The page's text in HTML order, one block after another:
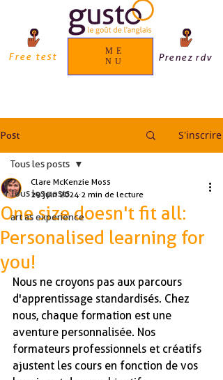
Free test
ME
NU
Prenez rdv
Post S'inscrire
Tous les posts
art as experience
Tous les posts
One size doesn't fit all:
Personalised learning for
you!
Clare McKenzie Moss
29 juin 2024 2 min de lecture
Nous ne croyons pas aux parcours
d'apprentissage standardisés. Chez
nous, chaque formation est une
aventure personnalisée. Nos
formateurs professionnels et créatifs
ajustent les cours en fonction de vos